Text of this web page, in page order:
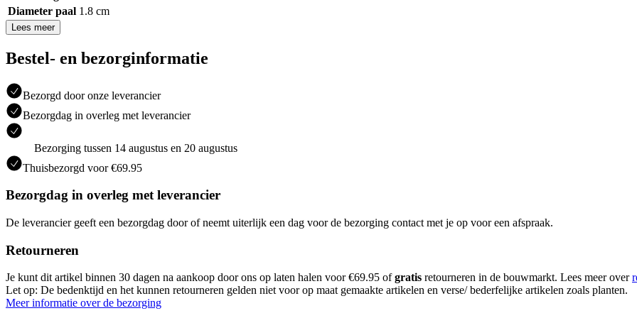
Diameter paal 1.8 cm
Lees meer
Bestel- en bezorginformatie
Bezorgd door onze leverancier
Bezorgdag in overleg met leverancier
Bezorging tussen 14 augustus en 20 augustus
Thuisbezorgd voor €69.95
Bezorgdag in overleg met leverancier
De leverancier geeft een bezorgdag door of neemt uiterlijk een dag voor de bezorging contact met je op voor een afspraak.
Retourneren
Je kunt dit artikel binnen 30 dagen na aankoop door ons op laten halen voor €69.95 ofgratis retourneren in de bouwmarkt. Lees meer over
Let op: De bedenktijd en het kunnen retourneren gelden niet voor op maat gemaakte artikelen en verse/ bederfelijke artikelen zoals planten.
Meer informatie over de bezorging